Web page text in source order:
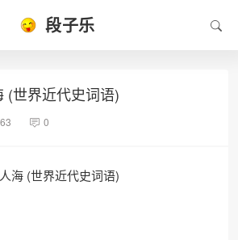
段子乐
(世界近代史词语)
63 0
海 (世界近代史词语)